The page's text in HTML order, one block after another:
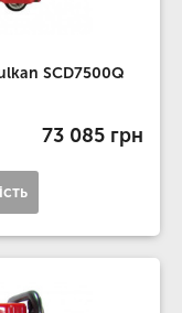
SCD7500Q
73 085 грн